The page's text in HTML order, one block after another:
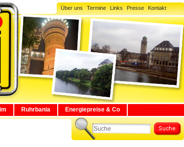
Über uns Termine Links Presse Kontakt
Ruhrbania Energiepreise & Co